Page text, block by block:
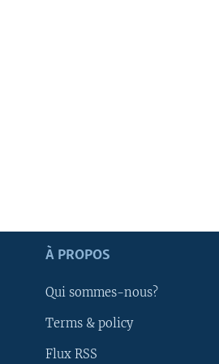
SUIVEZ-NOUS
À PROPOS
Qui sommes-nous?
Terms & policy
Flux RSS